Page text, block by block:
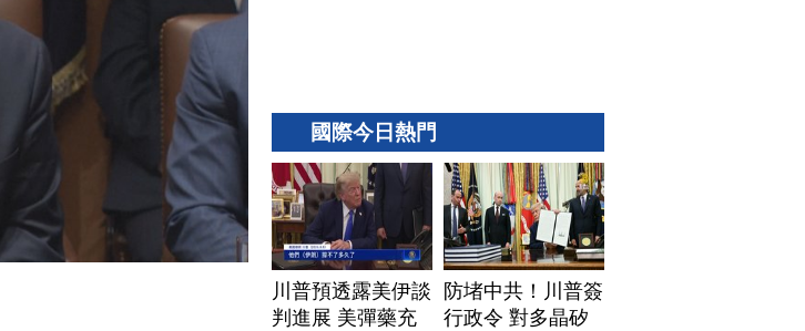
國際今日熱門
川普預透露美伊談
判進展 美彈藥充
防堵中共！川普簽
行政令 對多晶矽